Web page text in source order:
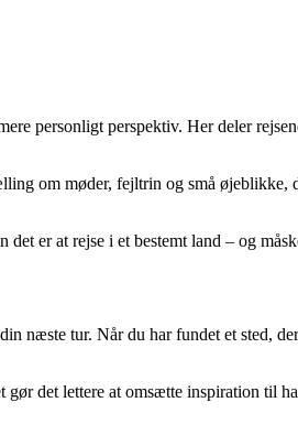
personligt perspektiv. Her deler
om møder, fejltrin og små
er at rejse i et bestemt land – og
næste tur. Når du har fundet et sted,
det lettere at omsætte inspiration til